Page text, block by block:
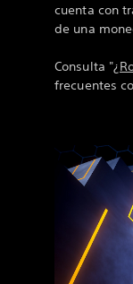
cuenta con
de una
Consulta "
frecuentes